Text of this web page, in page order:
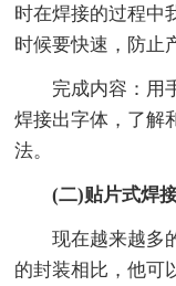
时在焊接的过程中
时候要快速，防止
完成内容：用手
焊接出字体，了解
法。
(二)贴片式焊
现在越来越多的
的封装相比，他可